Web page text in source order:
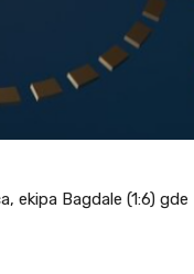
ekipa Bagdale (1:6) gde